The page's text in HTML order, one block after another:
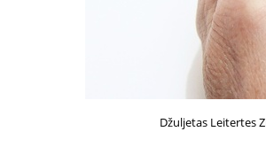
Džuljetas Leitertes